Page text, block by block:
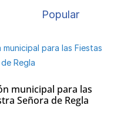
Popular
municipal para las
Señora de Regla